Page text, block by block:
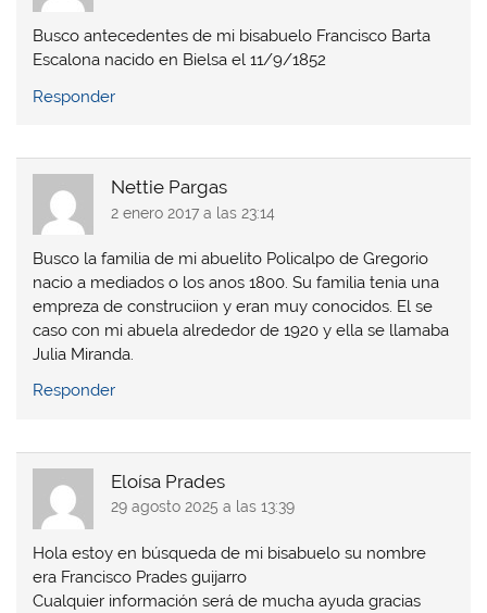
Busco antecedentes de mi bisabuelo Francisco Barta
Escalona nacido en Bielsa el 11/9/1852
Responder
Nettie Pargas
2 enero 2017 a las 23:14
Busco la familia de mi abuelito Policalpo de Gregorio
nacio a mediados o los anos 1800. Su familia tenia una
empreza de construciion y eran muy conocidos. El se
caso con mi abuela alrededor de 1920 y ella se llamaba
Julia Miranda.
Responder
Eloísa Prades
29 agosto 2025 a las 13:39
Hola estoy en búsqueda de mi bisabuelo su nombre
era Francisco Prades guijarro
Cualquier información será de mucha ayuda gracias